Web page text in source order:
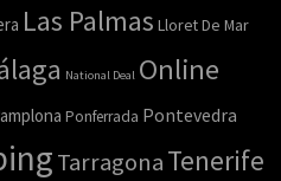
Las Palmas Lloret De Mar
National Deal Online
Ponferrada Pontevedra
TarragonaTenerife